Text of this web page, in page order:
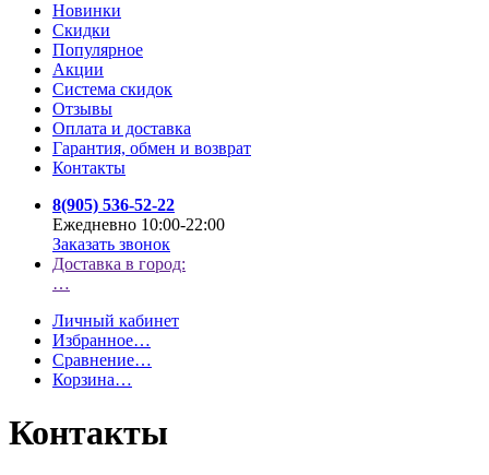
Новинки
Скидки
Популярное
Акции
Система скидок
Отзывы
Оплата и доставка
Гарантия, обмен и возврат
Контакты
8(905) 536-52-22
Ежедневно 10:00-22:00
Заказать звонок
Доставка в город:
…
Личный кабинет
Избранное…
Сравнение…
Корзина…
Контакты